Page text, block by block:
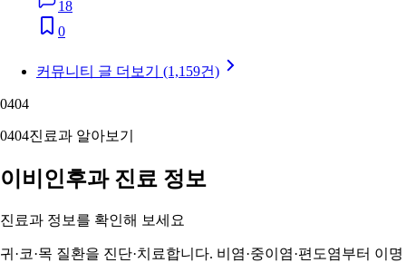
18
0
커뮤니티 글 더보기 (1,159건)
0404
0404진료과 알아보기
이비인후과 진료 정보
진료과 정보를 확인해 보세요
귀·코·목 질환을 진단·치료합니다. 비염·중이염·편도염부터 이명